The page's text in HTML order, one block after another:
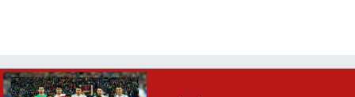
Voleybol